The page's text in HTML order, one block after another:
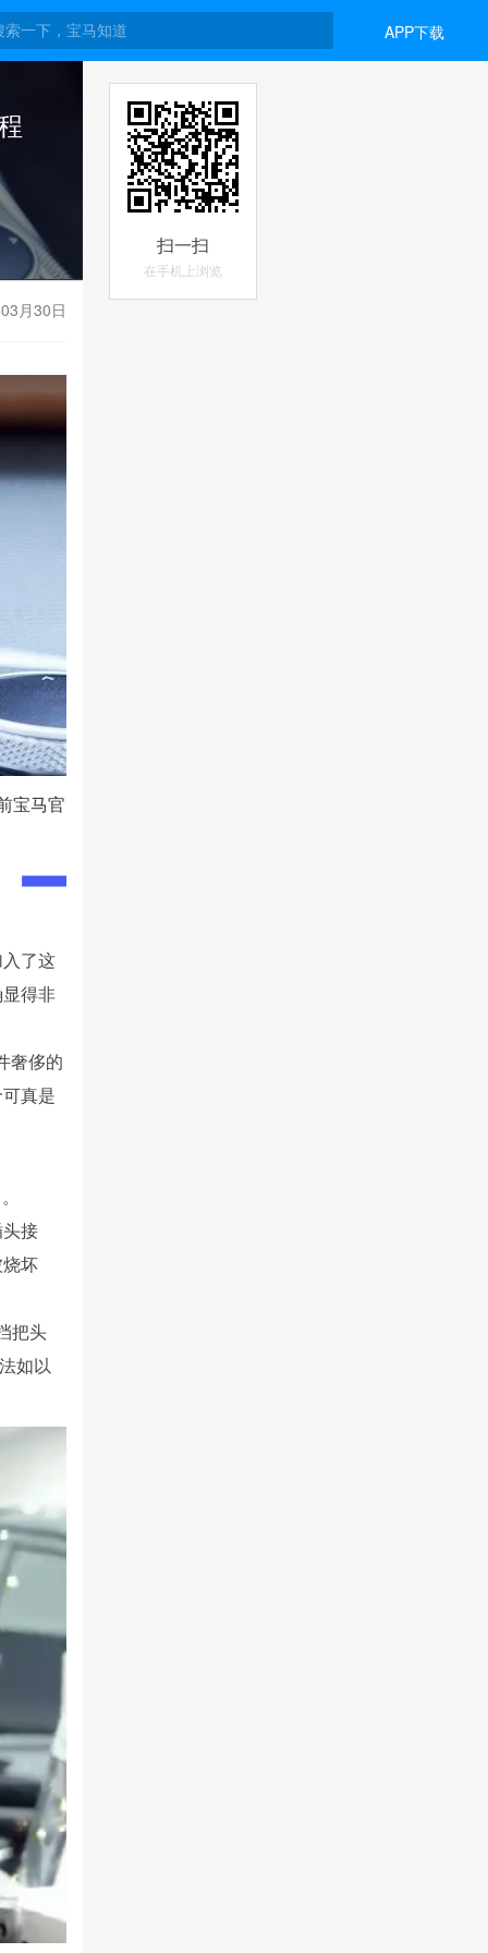
APP下载
月30日
宝马官
了这
得非
奢侈的
真是
接
坏
把头
如以
扫一扫
在手机上浏览